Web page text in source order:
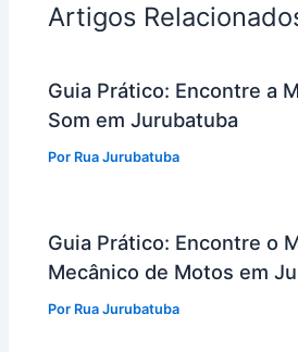
Artigos
Guia Prático: Encontre a
Som em Jurubatuba
Por Rua Jurubatuba
Guia Prático: Encontre o
Mecânico de Motos em
Por Rua Jurubatuba